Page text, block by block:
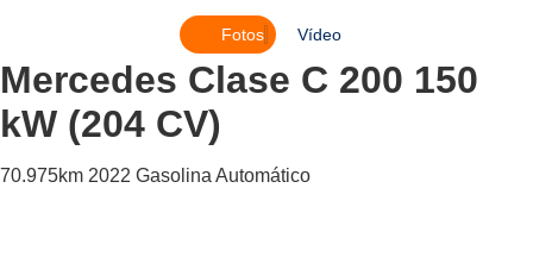
Fotos Vídeo
Mercedes Clase C 200 150
kW (204 CV)
70.975km 2022 Gasolina Automático